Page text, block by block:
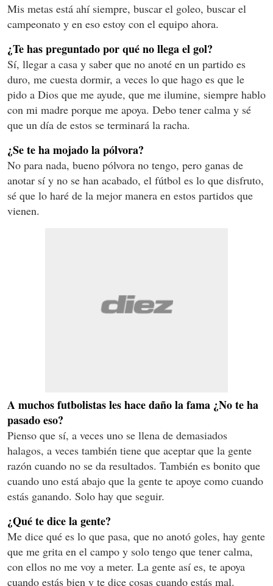
Mis metas está ahí siempre, buscar el goleo, buscar el
campeonato y en eso estoy con el equipo ahora.
¿Te has preguntado por qué no llega el gol?
Sí, llegar a casa y saber que no anoté en un partido es
duro, me cuesta dormir, a veces lo que hago es que le
pido a Dios que me ayude, que me ilumine, siempre hablo
con mi madre porque me apoya. Debo tener calma y sé
que un día de estos se terminará la racha.
¿Se te ha mojado la pólvora?
No para nada, bueno pólvora no tengo, pero ganas de
anotar sí y no se han acabado, el fútbol es lo que disfruto,
sé que lo haré de la mejor manera en estos partidos que
vienen.
A muchos futbolistas les hace daño la fama ¿No te ha
pasado eso?
Pienso que sí, a veces uno se llena de demasiados
halagos, a veces también tiene que aceptar que la gente
razón cuando no se da resultados. También es bonito que
cuando uno está abajo que la gente te apoye como cuando
estás ganando. Solo hay que seguir.
¿Qué te dice la gente?
Me dice qué es lo que pasa, que no anotó goles, hay gente
que me grita en el campo y solo tengo que tener calma,
con ellos no me voy a meter. La gente así es, te apoya
cuando estás bien y te dice cosas cuando estás mal.